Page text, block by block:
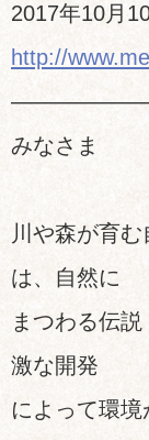
2017年10月
http://
みなさま
川や森が育
は、自然に
まつわる伝
激な開発
によって環